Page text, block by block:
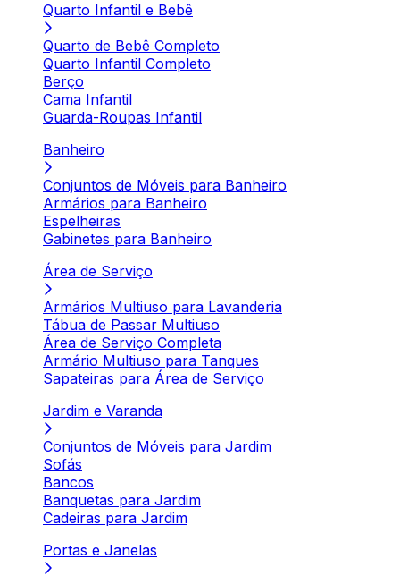
Quarto Infantil e Bebê
Quarto de Bebê Completo
Quarto Infantil Completo
Berço
Cama Infantil
Guarda-Roupas Infantil
Banheiro
Conjuntos de Móveis para Banheiro
Armários para Banheiro
Espelheiras
Gabinetes para Banheiro
Área de Serviço
Armários Multiuso para Lavanderia
Tábua de Passar Multiuso
Área de Serviço Completa
Armário Multiuso para Tanques
Sapateiras para Área de Serviço
Jardim e Varanda
Conjuntos de Móveis para Jardim
Sofás
Bancos
Banquetas para Jardim
Cadeiras para Jardim
Portas e Janelas